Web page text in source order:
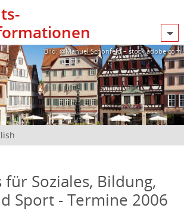
Bild: @Manuel Schönfeld – stock.adobe.com
für Soziales, Bildung,
Sport - Termine 2006